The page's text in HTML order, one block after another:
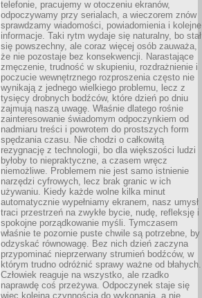
telefonie, pracujemy w otoczeniu ekranów,
odpoczywamy przy serialach, a wieczorem znów
sprawdzamy wiadomości, powiadomienia i kolejne
informacje. Taki rytm wydaje się naturalny, bo stał
się powszechny, ale coraz więcej osób zauważa,
że nie pozostaje bez konsekwencji. Narastające
zmęczenie, trudność w skupieniu, rozdrażnienie i
poczucie wewnętrznego rozproszenia często nie
wynikają z jednego wielkiego problemu, lecz z
tysięcy drobnych bodźców, które dzień po dniu
zajmują naszą uwagę. Właśnie dlatego rośnie
zainteresowanie świadomym odpoczynkiem od
nadmiaru treści i powrotem do prostszych form
spędzania czasu. Nie chodzi o całkowitą
rezygnację z technologii, bo dla większości ludzi
byłoby to niepraktyczne, a czasem wręcz
niemożliwe. Problemem nie jest samo istnienie
narzędzi cyfrowych, lecz brak granic w ich
używaniu. Kiedy każde wolne kilka minut
automatycznie wypełniamy ekranem, nasz umysł
traci przestrzeń na zwykłe bycie, nudę, refleksję i
spokojne porządkowanie myśli. Tymczasem
właśnie te pozornie puste chwile są potrzebne, by
odzyskać równowagę. Bez nich dzień zaczyna
przypominać nieprzerwany strumień bodźców, w
którym trudno odróżnić sprawy ważne od błahych.
Człowiek reaguje na wszystko, ale rzadko
naprawdę coś przeżywa. Odpoczynek staje się
więc kolejną czynnością do wykonania, a nie